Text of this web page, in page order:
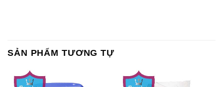
SẢN PHẨM TƯƠNG TỰ